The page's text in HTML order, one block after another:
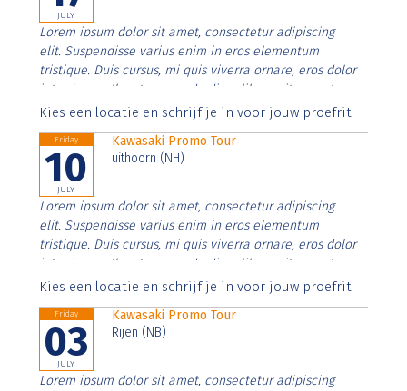
JULY
Lorem ipsum dolor sit amet, consectetur adipiscing
elit. Suspendisse varius enim in eros elementum
tristique. Duis cursus, mi quis viverra ornare, eros dolor
interdum nulla, ut commodo diam libero vitae erat.
Aenean faucibus nibh et justo cursus id rutrum lorem
Kies een locatie en schrijf je in voor jouw proefrit
Friday
10
JULY
Kawasaki Promo Tour
uithoorn (NH)
Lorem ipsum dolor sit amet, consectetur adipiscing
elit. Suspendisse varius enim in eros elementum
tristique. Duis cursus, mi quis viverra ornare, eros dolor
interdum nulla, ut commodo diam libero vitae erat.
Aenean faucibus nibh et justo cursus id rutrum lorem
Kies een locatie en schrijf je in voor jouw proefrit
Friday
03
JULY
Kawasaki Promo Tour
Rijen (NB)
Lorem ipsum dolor sit amet, consectetur adipiscing